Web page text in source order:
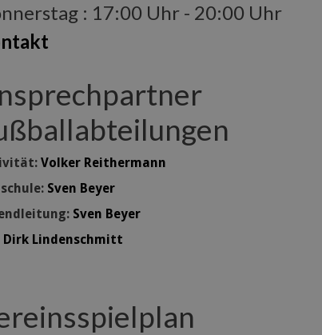
: 17:00 Uhr - 20:00 Uhr
Volker Reithermann
Sven Beyer
Sven Beyer
Dirk Lindenschmitt